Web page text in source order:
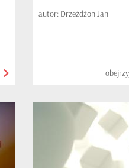
autor: Drzeżdżon Jan